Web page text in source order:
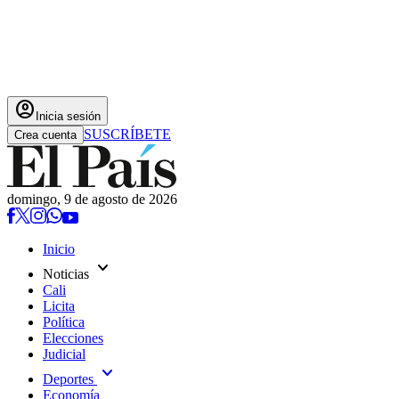
account_circle Inicia sesión
Crea cuenta SUSCRÍBETE
domingo, 9 de agosto de 2026
Inicio
Noticias expand_more
Cali
Licita
Política
Elecciones
Judicial
Deportes expand_more
Economía